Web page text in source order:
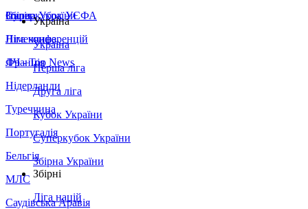
Збірна України
Італія
Німеччина
Франція
Нідерланди
Туреччина
Португалія
Бельгія
МЛС
Саудівська Аравія
Суперкубок УЄФА
Ліга конференцій
ЛЧ - Top News
Україна
Україна
Перша ліга
Друга ліга
Кубок України
Суперкубок України
Збірна України
Збірні
Ліга націй